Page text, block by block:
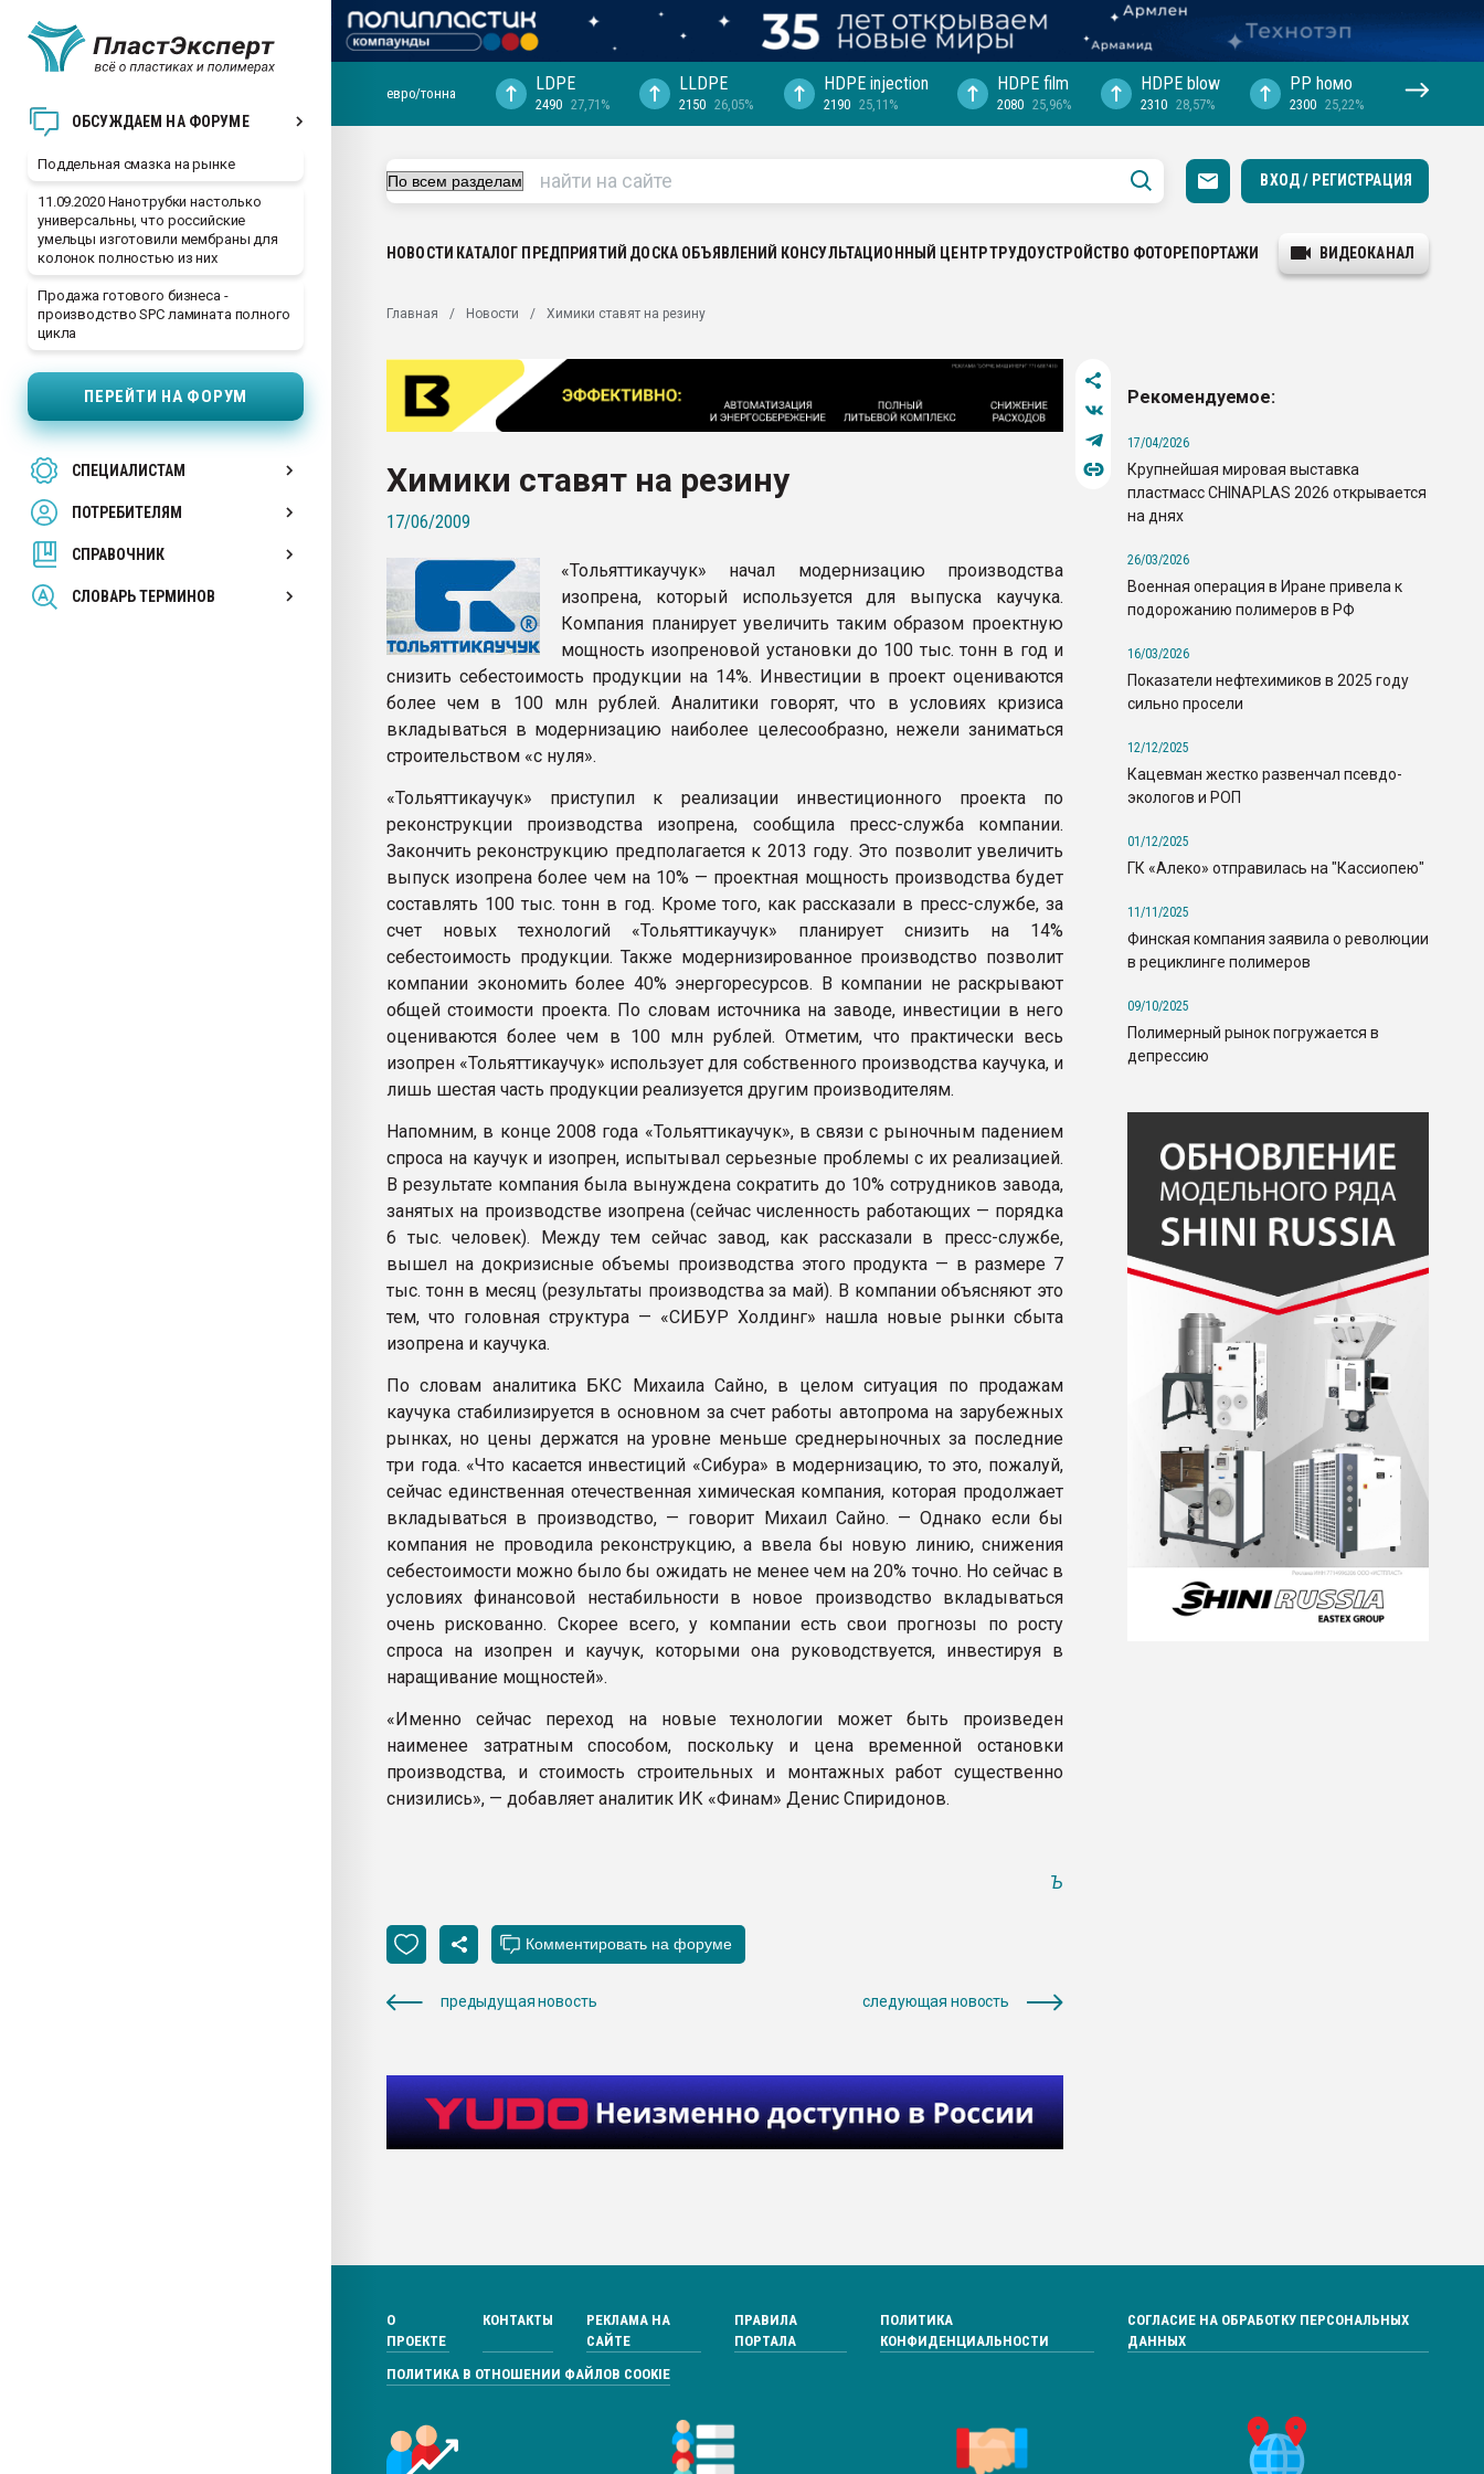
ОБСУЖДАЕМ НА ФОРУМЕ
Поддельная смазка на рынке
11.09.2020 Нанотрубки настолько
универсальны, что российские
умельцы изготовили мембраны для
колонок полностью из них
Продажа готового бизнеса -
производство SPC ламината полного
цикла
ПЕРЕЙТИ НА ФОРУМ
СПЕЦИАЛИСТАМ
ПОТРЕБИТЕЛЯМ
СПРАВОЧНИК
СЛОВАРЬ ТЕРМИНОВ
ближайшее подмосковье, с.-в.
Подмосковье, Москва
первый план в переработке
28.07.2026 "Технониколь" довольна
Всё, что касается выдува ПЭТ
Материал поверхности пуансона для
Продам отходы Композиция
поликарбоната и АБС-пластика
Armaloy PC/ABS-1IM черный цвет
ПЕРЕЙТИ НА ФОРУМ
евро/тонна LDPE
2490 27,71%
LLDPE
2150 26,05%
HDPE injection
2190 25,11%
HDPE film
2080 25,96%
HDPE blow
2310 28,57%
PP hомо
2300 25,22%
ВХОД / РЕГИСТРАЦИЯ
НОВОСТИ КАТАЛОГ ПРЕДПРИЯТИЙ ДОСКА ОБЪЯВЛЕНИЙ КОНСУЛЬТАЦИОННЫЙ ЦЕНТРТРУДОУСТРОЙСТВО ФОТОРЕПОРТАЖИ ВИДЕОКАНАЛ
Главная Новости Химики ставят на резину
Химики ставят на резину
17/06/2009
«Тольяттикаучук» начал модернизацию производства
изопрена, который используется для выпуска каучука.
Компания планирует увеличить таким образом проектную
мощность изопреновой установки до 100 тыс. тонн в год и
снизить себестоимость продукции на 14%. Инвестиции в проект оцениваются
более чем в 100 млн рублей. Аналитики говорят, что в условиях кризиса
вкладываться в модернизацию наиболее целесообразно, нежели заниматься
строительством «с нуля».
«Тольяттикаучук» приступил к реализации инвестиционного проекта по
реконструкции производства изопрена, сообщила пресс-служба компании.
Закончить реконструкцию предполагается к 2013 году. Это позволит увеличить
выпуск изопрена более чем на 10% — проектная мощность производства будет
составлять 100 тыс. тонн в год. Кроме того, как рассказали в пресс-службе, за
счет новых технологий «Тольяттикаучук» планирует снизить на 14%
себестоимость продукции. Также модернизированное производство позволит
компании экономить более 40% энергоресурсов. В компании не раскрывают
общей стоимости проекта. По словам источника на заводе, инвестиции в него
оцениваются более чем в 100 млн рублей. Отметим, что практически весь
изопрен «Тольяттикаучук» использует для собственного производства каучука, и
лишь шестая часть продукции реализуется другим производителям.
Напомним, в конце 2008 года «Тольяттикаучук», в связи с рыночным падением
спроса на каучук и изопрен, испытывал серьезные проблемы с их реализацией.
В результате компания была вынуждена сократить до 10% сотрудников завода,
занятых на производстве изопрена (сейчас численность работающих — порядка
6 тыс. человек). Между тем сейчас завод, как рассказали в пресс-службе,
вышел на докризисные объемы производства этого продукта — в размере 7
тыс. тонн в месяц (результаты производства за май). В компании объясняют это
тем, что головная структура — «СИБУР Холдинг» нашла новые рынки сбыта
изопрена и каучука.
По словам аналитика БКС Михаила Сайно, в целом ситуация по продажам
каучука стабилизируется в основном за счет работы автопрома на зарубежных
рынках, но цены держатся на уровне меньше среднерыночных за последние
три года. «Что касается инвестиций «Сибура» в модернизацию, то это, пожалуй,
сейчас единственная отечественная химическая компания, которая продолжает
вкладываться в производство, — говорит Михаил Сайно. — Однако если бы
компания не проводила реконструкцию, а ввела бы новую линию, снижения
себестоимости можно было бы ожидать не менее чем на 20% точно. Но сейчас в
условиях финансовой нестабильности в новое производство вкладываться
очень рискованно. Скорее всего, у компании есть свои прогнозы по росту
спроса на изопрен и каучук, которыми она руководствуется, инвестируя в
наращивание мощностей».
«Именно сейчас переход на новые технологии может быть произведен
наименее затратным способом, поскольку и цена временной остановки
производства, и стоимость строительных и монтажных работ существенно
снизились», — добавляет аналитик ИК «Финам» Денис Спиридонов.
Ъ
предыдущая новость следующая новость
Рекомендуемое:
17/04/2026
Крупнейшая мировая выставка
пластмасс CHINAPLAS 2026 открывается
на днях
26/03/2026
Военная операция в Иране привела к
подорожанию полимеров в РФ
16/03/2026
Показатели нефтехимиков в 2025 году
сильно просели
12/12/2025
Кацевман жестко развенчал псевдо-
экологов и РОП
01/12/2025
ГК «Алеко» отправилась на "Кассиопею"
11/11/2025
Финская компания заявила о революции
в рециклинге полимеров
09/10/2025
Полимерный рынок погружается в
депрессию
О
ПРОЕКТЕ
КОНТАКТЫ
РЕКЛАМА НА
САЙТЕ
ПРАВИЛА
ПОРТАЛА
ПОЛИТИКА
КОНФИДЕНЦИАЛЬНОСТИ
СОГЛАСИЕ НА ОБРАБОТКУ ПЕРСОНАЛЬНЫХ
ДАННЫХ
ПОЛИТИКА В ОТНОШЕНИИ ФАЙЛОВ COOKIE